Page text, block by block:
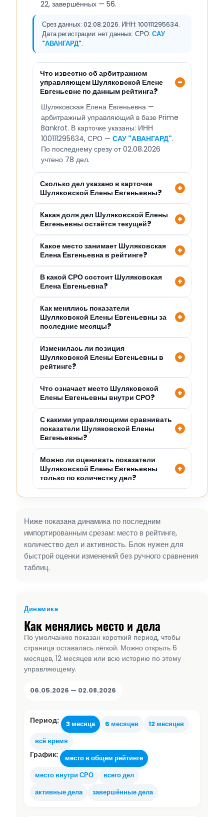
22, завершённых — 56.
Срез данных: 02.08.2026. ИНН: 100111295634.
Дата регистрации: нет данных. СРО: САУ
"АВАНГАРД".
Что известно об арбитражном
управляющем Шуляковской Елене
Евгеньевне по данным рейтинга?
Шуляковская Елена Евгеньевна —
арбитражный управляющий в базе Prime
Bankrot. В карточке указаны: ИНН
100111295634, СРО — САУ "АВАНГАРД".
По последнему срезу от 02.08.2026
учтено 78 дел.
Сколько дел указано в карточке
Шуляковской Елены Евгеньевны?
Какая доля дел Шуляковской Елены
Евгеньевны остаётся текущей?
Какое место занимает Шуляковская
Елена Евгеньевна в рейтинге?
В какой СРО состоит Шуляковская
Елена Евгеньевна?
Как менялись показатели
Шуляковской Елены Евгеньевны за
последние месяцы?
Изменилась ли позиция
Шуляковской Елены Евгеньевны в
рейтинге?
Что означает место Шуляковской
Елены Евгеньевны внутри СРО?
С какими управляющими сравнивать
показатели Шуляковской Елены
Евгеньевны?
Можно ли оценивать показатели
Шуляковской Елены Евгеньевны
только по количеству дел?
Ниже показана динамика по последним
импортированным срезам: место в рейтинге,
количество дел и активность. Блок нужен для
быстрой оценки изменений без ручного сравнения
таблиц.
Динамика
Как менялись место и дела
По умолчанию показан короткий период, чтобы
страница оставалась лёгкой. Можно открыть 6
месяцев, 12 месяцев или всю историю по этому
управляющему.
06.05.2026 — 02.08.2026
Период: 3 месяца 6 месяцев
12 месяцев
всё время
График:
место в общем рейтинге
место внутри СРО
всего дел
активные дела
завершённые дела